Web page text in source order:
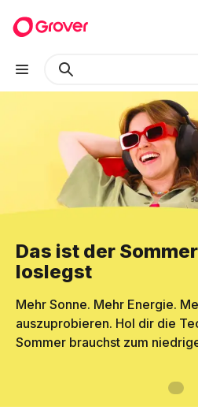
Das ist der
loslegst
Mehr Sonne. Mehr Energie.
auszuprobieren. Hol dir die
Sommer brauchst zum